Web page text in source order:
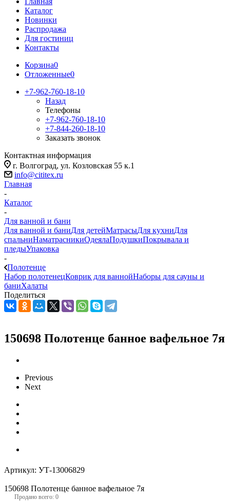
Каталог
Новинки
Распродажа
Для гостиниц
Контакты
Корзина0
Отложенные0
+7-962-760-18-10
Назад
Телефоны
+7-962-760-18-10
+7-844-260-18-10
Заказать звонок
Контактная информация
г. Волгоград, ул. Козловская 55 к.1
info@cititex.ru
Главная
-
Каталог
-
Для ванной и бани
Для ванной и баниДля детейМатрасыДля кухниДля
спальниНаматрасникиОдеялаПодушкиПокрывала и
пледыУпаковка
-
Полотенце
Набор полотенецКоврик для ваннойНаборы для сауны и
баниХалаты
Поделиться
150698 Полотенце банное вафельное 7я
Previous
Next
Артикул: УТ-13006829
150698 Полотенце банное вафельное 7я
Продано всего: 0